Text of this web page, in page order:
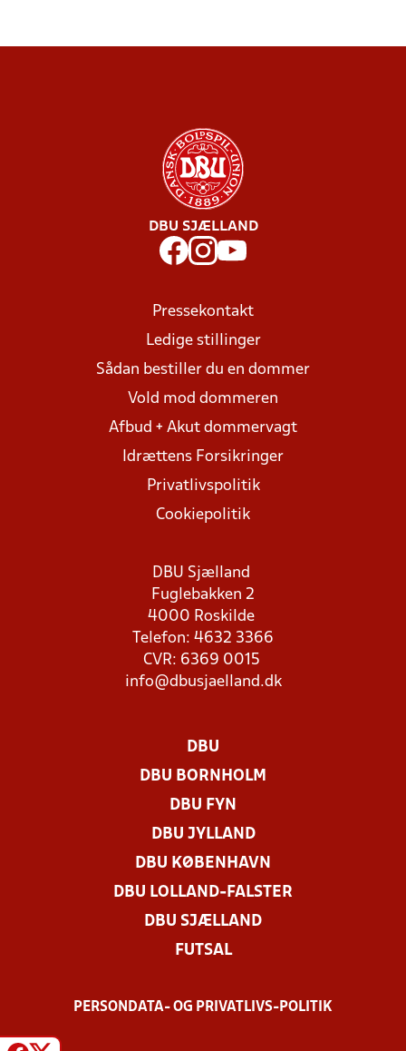
DBU SJÆLLAND
Pressekontakt
Ledige stillinger
Sådan bestiller du en dommer
Vold mod dommeren
Afbud + Akut dommervagt
Idrættens Forsikringer
Privatlivspolitik
Cookiepolitik
DBU Sjælland
Fuglebakken 2
4000 Roskilde
Telefon: 4632 3366
CVR: 6369 0015
info@dbusjaelland.dk
DBU
DBU BORNHOLM
DBU FYN
DBU JYLLAND
DBU KØBENHAVN
DBU LOLLAND-FALSTER
DBU SJÆLLAND
FUTSAL
PERSONDATA- OG PRIVATLIVS-POLITIK